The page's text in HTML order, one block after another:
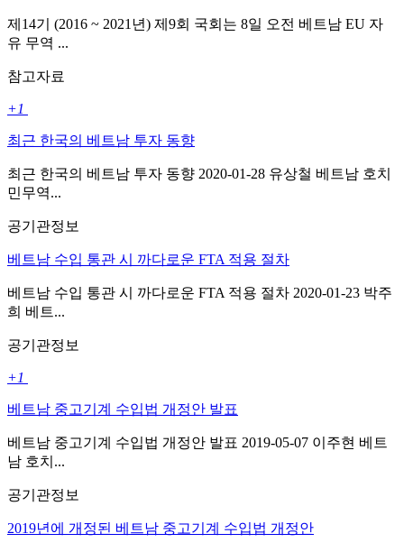
제14기 (2016 ~ 2021년) 제9회 국회는 8일 오전 베트남 EU 자
유 무역 ...
참고자료
+1
최근 한국의 베트남 투자 동향
최근 한국의 베트남 투자 동향 2020-01-28 유상철 베트남 호치
민무역...
공기관정보
베트남 수입 통관 시 까다로운 FTA 적용 절차
베트남 수입 통관 시 까다로운 FTA 적용 절차 2020-01-23 박주
희 베트...
공기관정보
+1
베트남 중고기계 수입법 개정안 발표
베트남 중고기계 수입법 개정안 발표 2019-05-07 이주현 베트
남 호치...
공기관정보
2019년에 개정된 베트남 중고기계 수입법 개정안